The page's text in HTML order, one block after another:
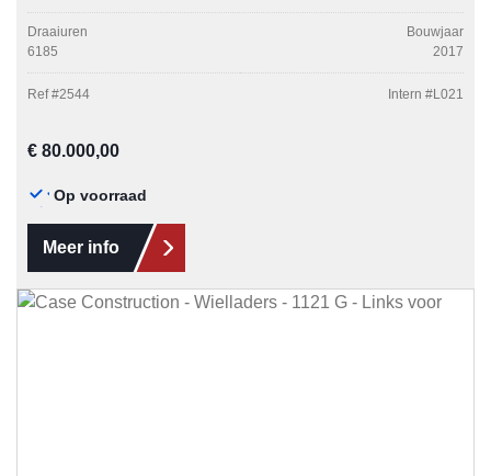
Draaiuren
6185
Bouwjaar
2017
Ref #2544 Intern #L021
Normale prijs:
€ 80.000,00
Op voorraad
Meer info